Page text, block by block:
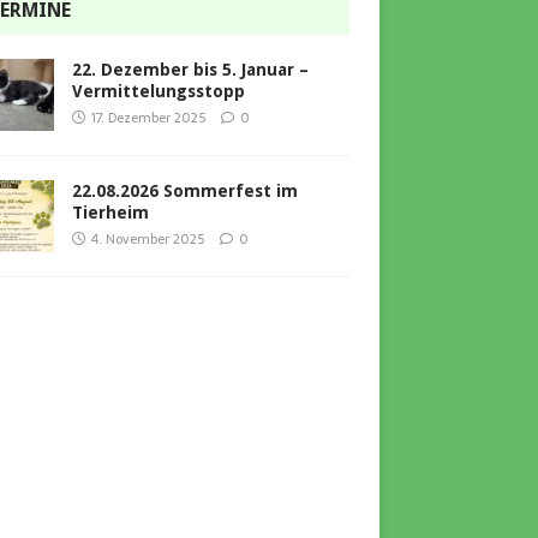
22. Dezember bis 5. Januar –
Vermittelungsstopp
17. Dezember 2025 0
22.08.2026 Sommerfest im
Tierheim
4. November 2025 0